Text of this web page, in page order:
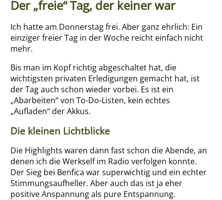
Der „freie“ Tag, der keiner war
Ich hatte am Donnerstag frei. Aber ganz ehrlich: Ein
einziger freier Tag in der Woche reicht einfach nicht
mehr.
Bis man im Kopf richtig abgeschaltet hat, die
wichtigsten privaten Erledigungen gemacht hat, ist
der Tag auch schon wieder vorbei. Es ist ein
„Abarbeiten“ von To-Do-Listen, kein echtes
„Aufladen“ der Akkus.
Die kleinen Lichtblicke
Die Highlights waren dann fast schon die Abende, an
denen ich die Werkself im Radio verfolgen konnte.
Der Sieg bei Benfica war superwichtig und ein echter
Stimmungsaufheller. Aber auch das ist ja eher
positive Anspannung als pure Entspannung.